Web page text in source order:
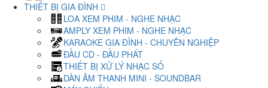
THIẾT BỊ GIA ĐÌNH
LOA XEM PHIM - NGHE NHẠC
AMPLY XEM PHIM - NGHE NHẠC
KARAOKE GIA ĐÌNH - CHUYÊN NGHIỆP
ĐẦU CD - ĐẦU PHÁT
THIẾT BỊ XỬ LÝ NHẠC SỐ
DÀN ÂM THANH MINI - SOUNDBAR